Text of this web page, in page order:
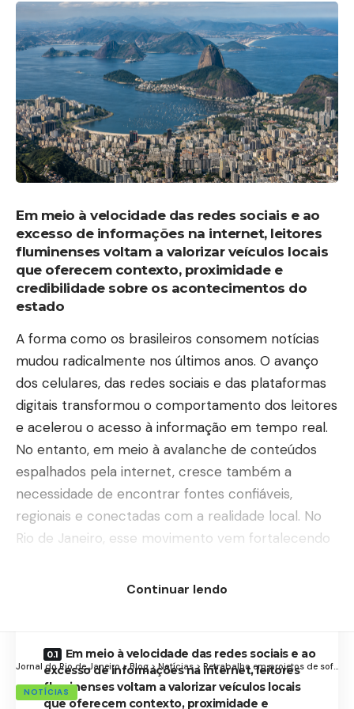
Em meio à velocidade das redes sociais e ao
excesso de informações na internet, leitores
fluminenses voltam a valorizar veículos locais
que oferecem contexto, proximidade e
credibilidade sobre os acontecimentos do
estado
A forma como os brasileiros consomem notícias
mudou radicalmente nos últimos anos. O avanço
dos celulares, das redes sociais e das plataformas
digitais transformou o comportamento dos leitores
e acelerou o acesso à informação em tempo real.
No entanto, em meio à avalanche de conteúdos
espalhados pela internet, cresce também a
necessidade de encontrar fontes confiáveis,
regionais e conectadas com a realidade local. No
Rio de Janeiro, esse movimento vem fortalecendo
cobertura regional.
Em meio à velocidade das redes sociais e ao
excesso de informações na internet, leitores
fluminenses voltam a valorizar veículos locais
que oferecem contexto, proximidade e
Continuar lendo
Jornal do Rio de Janeiro>Blog>Notícias> Retrabalho em projetos de software: Veja com Jean Pierre Lessa e Santos Ferreira como reduzir as falhas
NOTÍCIAS